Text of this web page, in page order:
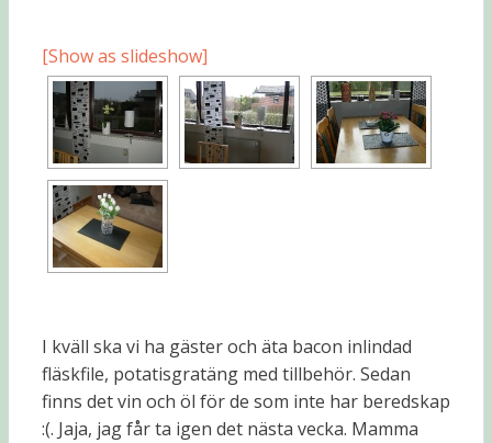
[Show as slideshow]
I kväll ska vi ha gäster och äta bacon inlindad
fläskfile, potatisgratäng med tillbehör. Sedan
finns det vin och öl för de som inte har beredskap
:(. Jaja, jag får ta igen det nästa vecka. Mamma